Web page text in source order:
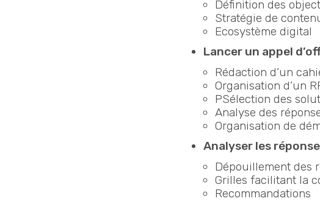
Définition des
Stratégie de
Ecosystème digital
Lancer un appel
Rédaction d’un
Organisation d’un
PSélection des
Analyse des
Organisation de
Analyser les
Dépouillement des
Grilles facilitant la
Recommandations